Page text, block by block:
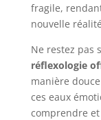
fragile,
nouvelle
Ne restez pas
réflexologie
manière
ces eaux
comprendre